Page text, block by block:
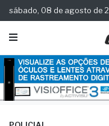
sábado, 08 de agosto de